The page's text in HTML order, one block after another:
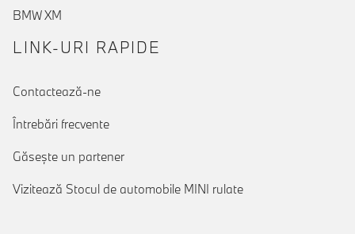
BMW XM
LINK-URI RAPIDE
Contactează-ne
Întrebări frecvente
Găseşte un partener
Vizitează Stocul de automobile MINI rulate